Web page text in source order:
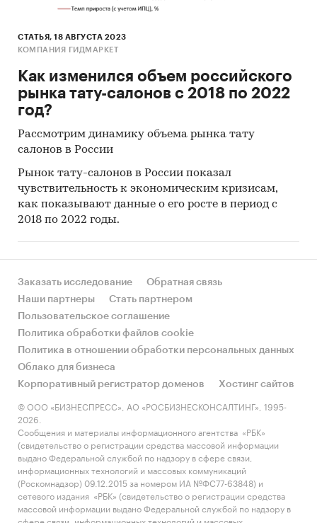
СТАТЬЯ, 18 АВГУСТА 2023
КОМПАНИЯ ГИДМАРКЕТ
Как изменился объем российского
рынка тату-салонов с 2018 по 2022
год?
Рассмотрим динамику объема рынка тату
салонов в России
Рынок тату-салонов в России показал
чувствительность к экономическим кризисам,
как показывают данные о его росте в период с
2018 по 2022 годы.
Заказать исследование
Обратная связь
Наши партнеры
Стать партнером
Пользовательское соглашение
Политика обработки файлов cookie
Политика в отношении обработки персональных данных
Облако для бизнеса
Корпоративный регистратор доменов
Хостинг сайтов
© ООО «БИЗНЕСПРЕСС», АО «РОСБИЗНЕСКОНСАЛТИНГ», 1995-
2026.
Сообщения и материалы информационного агентства «РБК»
(свидетельство о регистрации средства массовой информации
выдано Федеральной службой по надзору в сфере связи,
информационных технологий и массовых коммуникаций
(Роскомнадзор) 09.12.2015 за номером ИА №ФС77-63848) и
сетевого издания «РБК» (свидетельство о регистрации средства
массовой информации выдано Федеральной службой по надзору в